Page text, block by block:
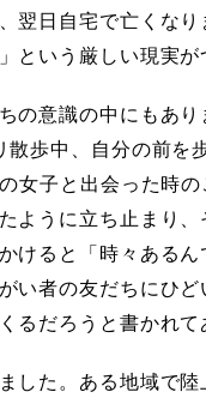
翌日自宅で亡くな
いう厳しい現実が
の意識の中にもあ
歩中、自分の前を
女子と出会った時
ように立ち止まり
けると「時々ある
者の友だちにひ
るだろうと書かれて
した。ある地域で